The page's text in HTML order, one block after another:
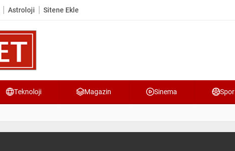
Astroloji Sitene Ekle
Teknoloji Magazin Sinema Spor